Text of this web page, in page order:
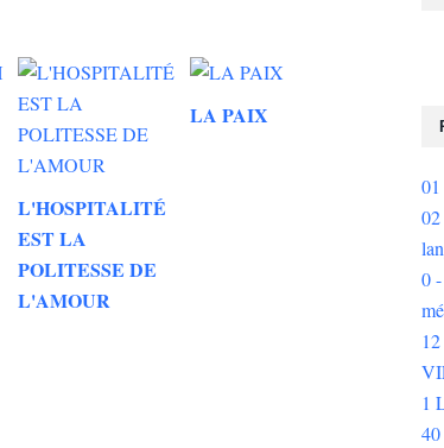
L'HOSPITALITÉ
EST LA
POLITESSE DE
L'AMOUR
LA PAIX
0
1